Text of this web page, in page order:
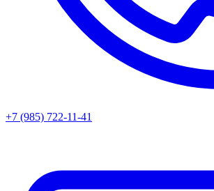
+7 (985) 722-11-41